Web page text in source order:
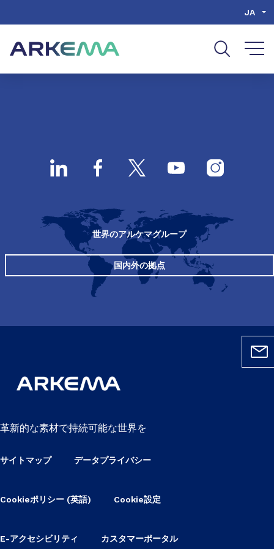
JA
世界のアルケマグループ
国内外の拠点
革新的な素材で持続可能な世界を
サイトマップ データプライバシー
Cookieポリシー (英語) Cookie設定
E-アクセシビリティ カスタマーポータル